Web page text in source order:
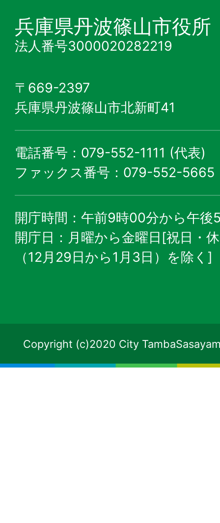
兵庫県丹波篠山市役所
法人番号3000020282219
〒669-2397
兵庫県丹波篠山市北新町41
電話番号：079-552-1111 (代表)
ファックス番号：079-552-5665
開庁時間：午前9時00分から午後
開庁日：月曜から金曜日[祝日・
（12月29日から1月3日）を除く]
Copyright (c)2020 City